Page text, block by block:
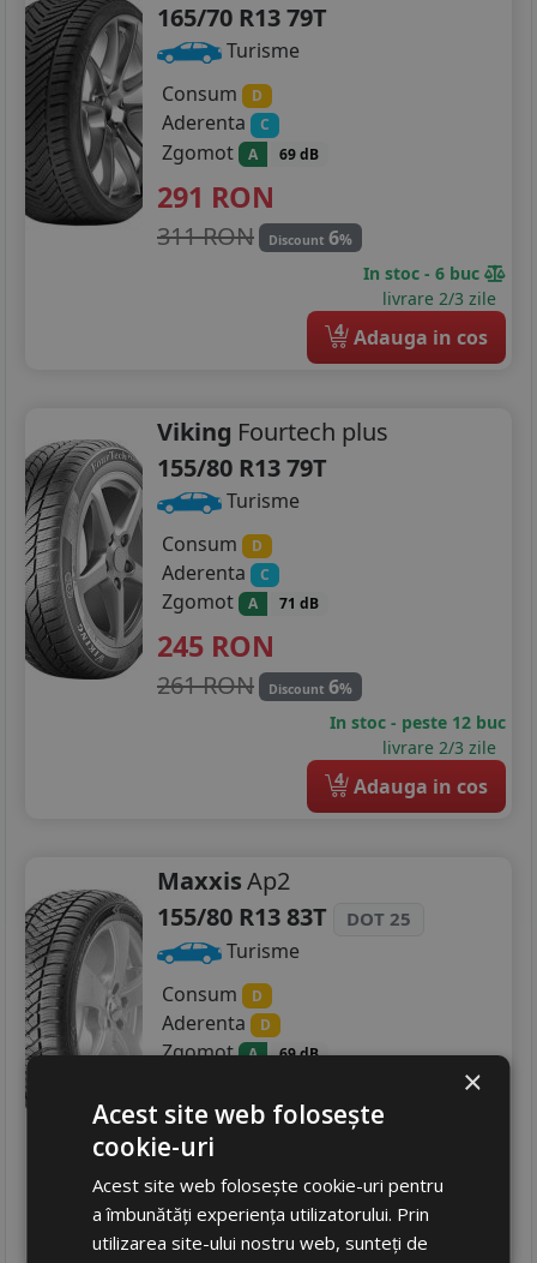
165/70 R13 79T
Turisme
Consum
D
Aderenta C
Zgomot A 69 dB
291 RON
311 RON Discount 6%
In stoc - 6 buc
livrare 2/3 zile
4 Adauga in cos
Viking Fourtech plus
155/80 R13 79T
Turisme
Consum
D
Aderenta C
Zgomot A 71 dB
245 RON
261 RON Discount 6%
In stoc - peste 12 buc
livrare 2/3 zile
4 Adauga in cos
MaxxisAp2
155/80 R13 83T
DOT 25
Turisme
Consum
D
Aderenta D
Zgomot A 69 dB
327 RON
388 RON
livrare 5/7 zile
4 Adauga in cos
×
Acest site web folosește
cookie-uri
Acest site web folosește cookie-uri pentru
a îmbunătăți experiența utilizatorului. Prin
utilizarea site-ului nostru web, sunteți de